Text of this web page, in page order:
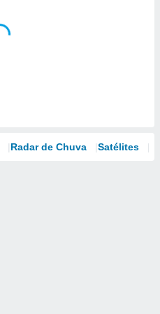
Radar de Chuva Satélites